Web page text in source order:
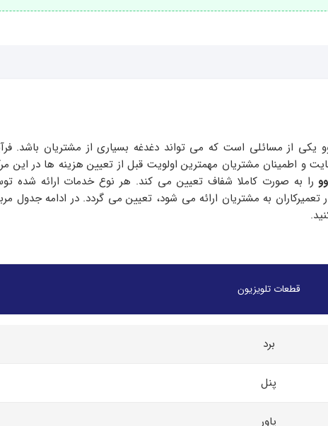
یکی از مسائلی است که می تواند دغدغه بسیاری از مشتریان باشد.
و اطمینان مشتریان مهمترین اولویت قبل از تعیین هزینه ها در
را به صورت کاملا شفاف تعیین می کند. هر نوع خدمات ارائه شده
تعمیرکاران به مشتریان ارائه می شود، تعیین می گردد. در ادامه
قطعات تلویزیون
برد
پنل
پاور